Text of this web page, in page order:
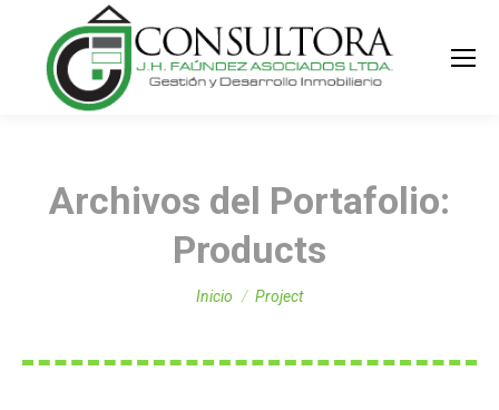
Buscar:
Archivos del Portafolio:
Products
Estás aquí:
Inicio Project